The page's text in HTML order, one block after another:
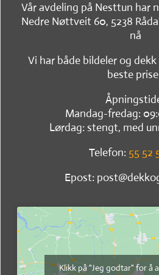
Vår avdeling på Nesttun har
Nedre Nøttveit 60, 5238
nå
Vi har både bildeler og
beste
Mandag-fredag:
Lørdag: stengt, med
Telefon: 55 52
Epost:
Klikk på "Jeg godtar" for å